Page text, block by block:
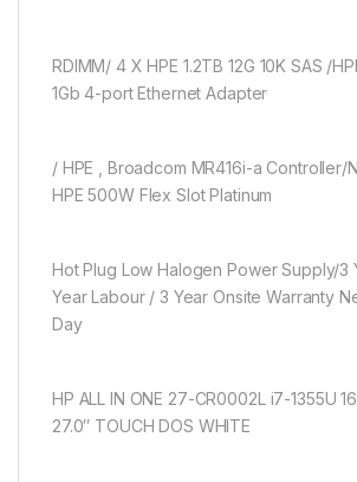
RDIMM/ 4 X HPE 1.2TB 12G 10K SAS /
1Gb 4-port Ethernet Adapter
/ HPE , Broadcom MR416i-a Controller/
HPE 500W Flex Slot Platinum
Hot Plug Low Halogen Power Supply/3
Year Labour / 3 Year Onsite Warranty
Day
HP ALL IN ONE 27-CR0002L i7-1355U
27.0″ TOUCH DOS WHITE